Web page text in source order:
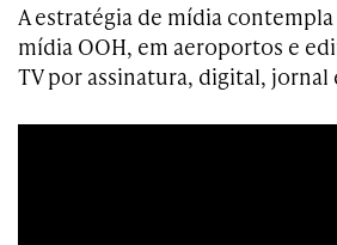
A estratégia de mídia
mídia OOH, em aeroportos e
TV por assinatura, digital, jornal